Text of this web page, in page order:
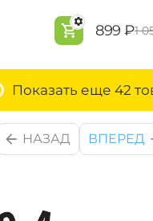
‍899‍ ₽‍1
Показать еще 42
НАЗАД ВПЕРЕД